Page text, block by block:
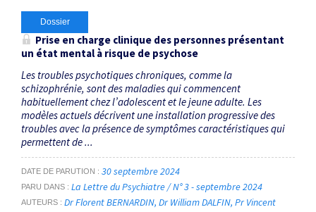
Dossier
Prise en charge clinique des personnes présentant
un état mental à risque de psychose
Les troubles psychotiques chroniques, comme la
schizophrénie, sont des maladies qui commencent
habituellement chez l’adolescent et le jeune adulte. Les
modèles actuels décrivent une installation progressive des
troubles avec la présence de symptômes caractéristiques qui
permettent de ...
DATE DE PARUTION 30 septembre 2024
PARU DANS La Lettre du Psychiatre / N° 3 - septembre 2024
AUTEURS Dr Florent BERNARDIN Dr William DALFIN Pr Vincent